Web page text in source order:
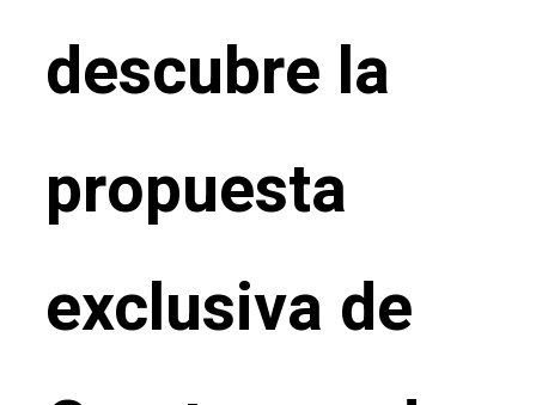
descubre la
propuesta
exclusiva de